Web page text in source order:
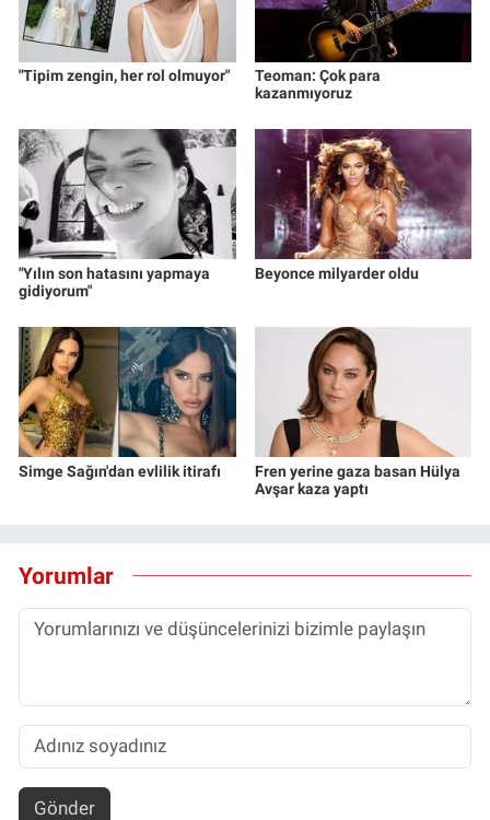
"Tipim zengin, her rol olmuyor"
Teoman: Çok para
kazanmıyoruz
"Yılın son hatasını yapmaya
gidiyorum"
Beyonce milyarder oldu
Simge Sağın'dan evlilik itirafı
Fren yerine gaza basan Hülya
Avşar kaza yaptı
Yorumlar
Gönder